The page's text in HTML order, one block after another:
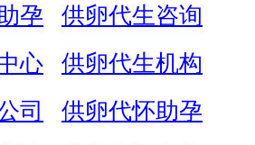
孕
供卵代生咨询
心
供卵代生机构
司
供卵代怀助孕